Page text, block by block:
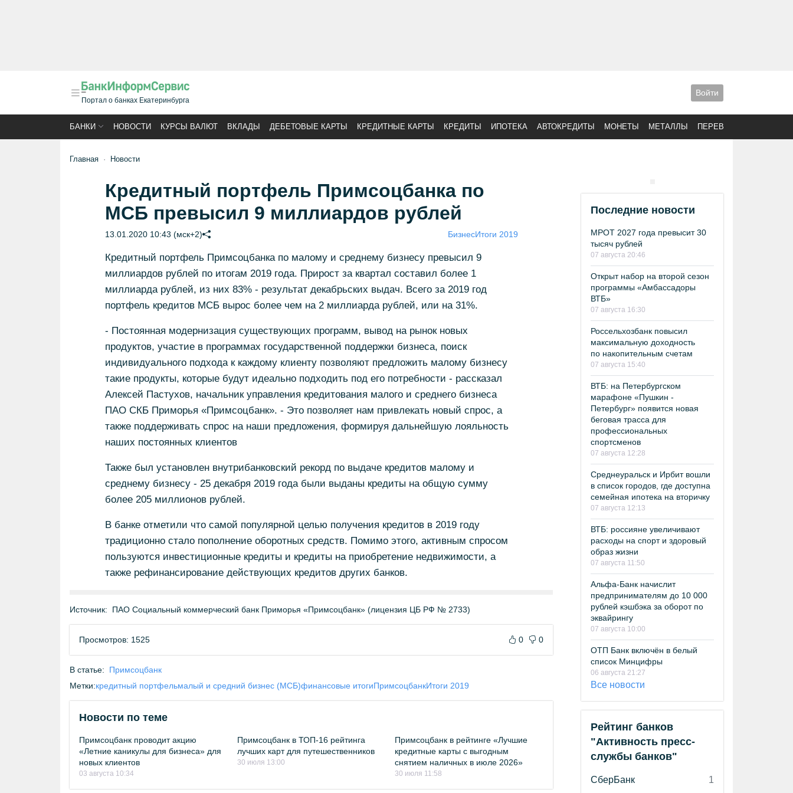
Портал о банках Екатеринбурга
Войти
БАНКИ НОВОСТИ КУРСЫ ВАЛЮТ ВКЛАДЫ ДЕБЕТОВЫЕ КАРТЫ КРЕДИТНЫЕ КАРТЫ КРЕДИТЫ ИПОТЕКА АВТОКРЕДИТЫ МОНЕТЫ МЕТАЛЛЫ ПЕРЕВОДЫ
Главная Новости
Кредитный портфель Примсоцбанка по
МСБ превысил 9 миллиардов рублей
13.01.2020 10:43 (мск+2) БизнесИтоги 2019
Кредитный портфель Примсоцбанка по малому и среднему бизнесу превысил 9
миллиардов рублей по итогам 2019 года. Прирост за квартал составил более 1
миллиарда рублей, из них 83% - результат декабрьских выдач. Всего за 2019 год
портфель кредитов МСБ вырос более чем на 2 миллиарда рублей, или на 31%.
- Постоянная модернизация существующих программ, вывод на рынок новых
продуктов, участие в программах государственной поддержки бизнеса, поиск
индивидуального подхода к каждому клиенту позволяют предложить малому бизнесу
такие продукты, которые будут идеально подходить под его потребности - рассказал
Алексей Пастухов, начальник управления кредитования малого и среднего бизнеса
ПАО СКБ Приморья «Примсоцбанк». - Это позволяет нам привлекать новый спрос, а
также поддерживать спрос на наши предложения, формируя дальнейшую лояльность
наших постоянных клиентов
Также был установлен внутрибанковский рекорд по выдаче кредитов малому и
среднему бизнесу - 25 декабря 2019 года были выданы кредиты на общую сумму
более 205 миллионов рублей.
В банке отметили что самой популярной целью получения кредитов в 2019 году
традиционно стало пополнение оборотных средств. Помимо этого, активным спросом
пользуются инвестиционные кредиты и кредиты на приобретение недвижимости, а
также рефинансирование действующих кредитов других банков.
Источник: ПАО Социальный коммерческий банк Приморья «Примсоцбанк» (лицензия ЦБ РФ № 2733)
Просмотров: 1525 0 0
В статье:
Примсоцбанк
Метки:кредитный портфельмалый и средний бизнес (МСБ)финансовые итогиПримсоцбанкИтоги 2019
Новости по теме
Примсоцбанк проводит акцию
«Летние каникулы для бизнеса» для
новых клиентов
03 августа 10:34
Примсоцбанк в ТОП-16 рейтинга
лучших карт для путешественников
30 июля 13:00
Примсоцбанк в рейтинге «Лучшие
кредитные карты с выгодным
снятием наличных в июле 2026»
30 июля 11:58
Последние новости
МРОТ 2027 года превысит 30
тысяч рублей
07 августа 20:46
Открыт набор на второй сезон
программы «Амбассадоры
ВТБ»
07 августа 16:30
Россельхозбанк повысил
максимальную доходность
по накопительным счетам
07 августа 15:40
ВТБ: на Петербургском
марафоне «Пушкин -
Петербург» появится новая
беговая трасса для
профессиональных
спортсменов
07 августа 12:28
Среднеуральск и Ирбит вошли
в список городов, где доступна
семейная ипотека на вторичку
07 августа 12:13
ВТБ: россияне увеличивают
расходы на спорт и здоровый
образ жизни
07 августа 11:50
Альфа-Банк начислит
предпринимателям до 10 000
рублей кэшбэка за оборот по
эквайрингу
07 августа 10:00
ОТП Банк включён в белый
список Минцифры
06 августа 21:27
Все новости
Рейтинг банков
"Активность пресс-
службы банков"
СберБанк
1